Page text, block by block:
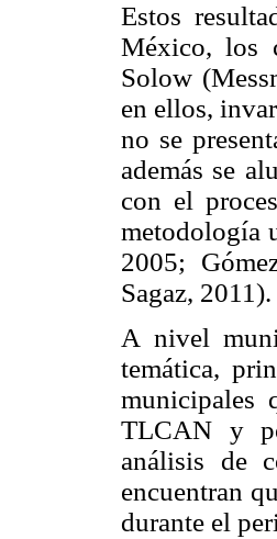
Estos
México, los
Solow
en ellos,
no se
además se
con el
metodología
2005;
Sagaz, 2011).
A nivel
temática,
municipales
TLCAN y
análisis de
encuentran
durante el